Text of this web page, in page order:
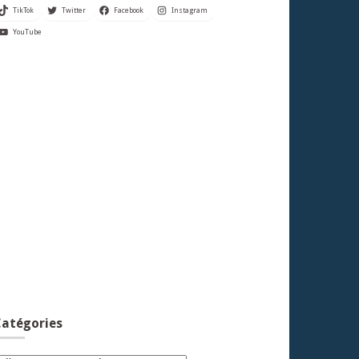
TikTok Twitter Facebook Instagram
YouTube